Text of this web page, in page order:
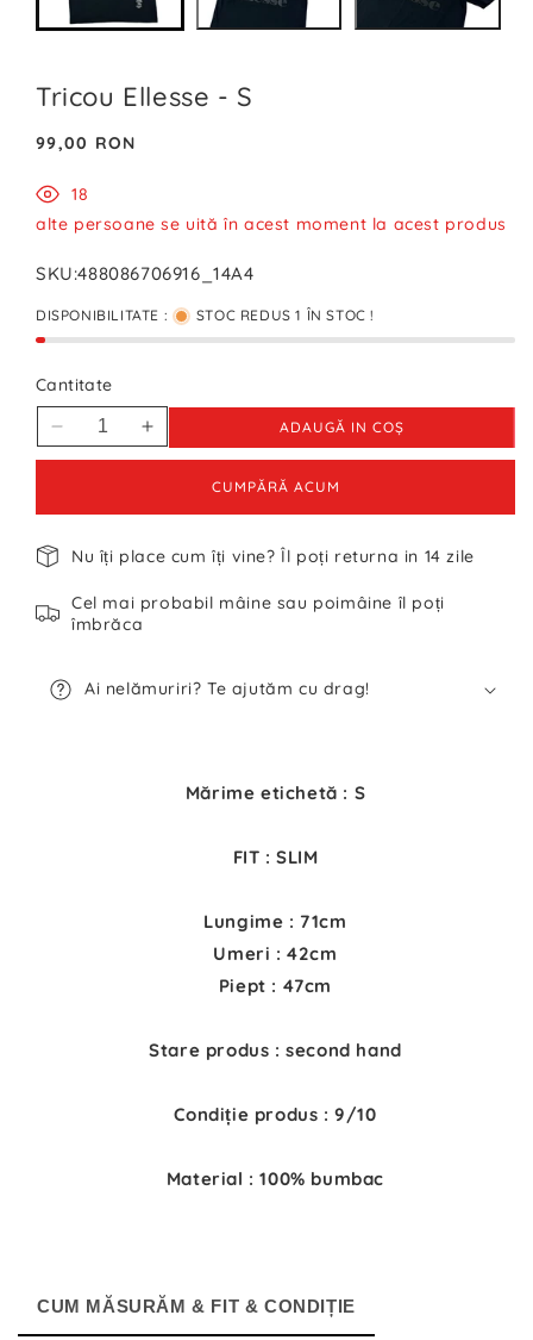
Tricou Ellesse - S
Preț
99,00 RON
18
alte persoane se uită în acest moment la acest produs
SKU:488086706916_14A4
DISPONIBILITATE : STOC REDUS 1 ÎN STOC !
Cantitate
Reduceți
cantitatea
Tricou
-
Creșteți
cantitatea
Tricou
-
ADAUGĂ IN COŞ
CUMPĂRĂ ACUM
Nu îți place cum îți vine? Îl poți returna in 14 zile
Cel mai probabil mâine sau poimâine îl poți
îmbrăca
Ai nelămuriri? Te ajutăm cu drag!
Mărime etichetă : S
FIT : SLIM
Lungime : 71cm
Umeri : 42cm
Piept : 47cm
Stare produs : second hand
Condiție produs : 9/10
Material : 100% bumbac
CUM MĂSURĂM & FIT & CONDIȚIE